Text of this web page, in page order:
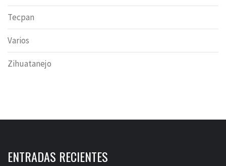
Tecpan
Varios
Zihuatanejo
ENTRADAS RECIENTES